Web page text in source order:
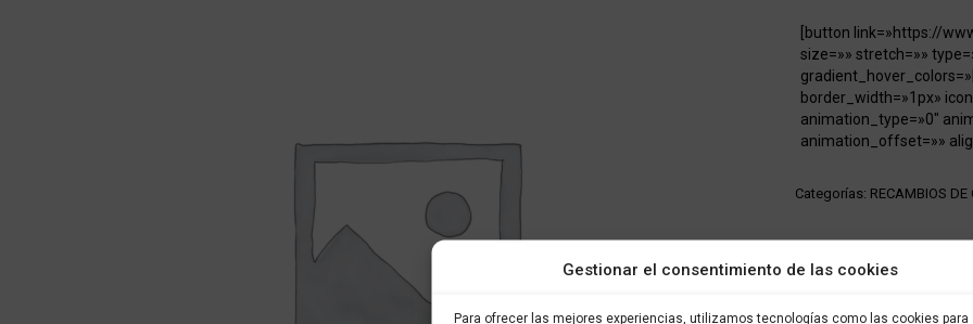
Gestionar el consentimiento de las cookies
Para ofrecer las mejores experiencias, utilizamos tecnologías como las cookies para
[button link=»https://
size=»» stretch=»»
border_width=»1px»
animation_type=»0″
animation_offset=»»
Categorías: RECAMBIOS DE